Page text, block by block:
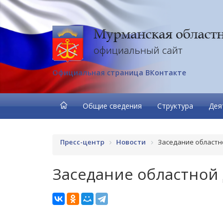
Официальная страница ВКонтакте
Общие сведения Структура
Пресс-центр Новости Заседание
Заседание